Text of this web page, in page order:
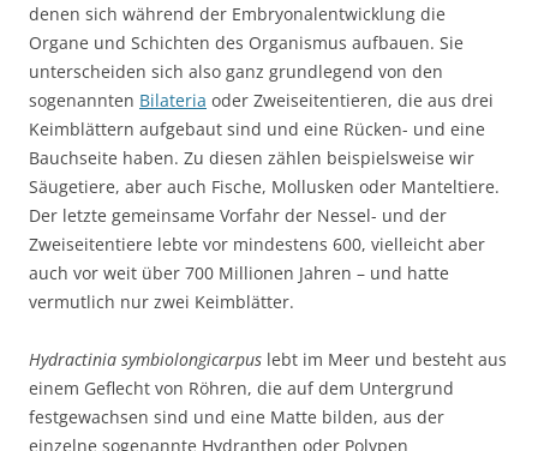
denen sich während der Embryonalentwicklung die
Organe und Schichten des Organismus aufbauen. Sie
unterscheiden sich also ganz grundlegend von den
sogenannten Bilateria oder Zweiseitentieren, die aus drei
Keimblättern aufgebaut sind und eine Rücken- und eine
Bauchseite haben. Zu diesen zählen beispielsweise wir
Säugetiere, aber auch Fische, Mollusken oder Manteltiere.
Der letzte gemeinsame Vorfahr der Nessel- und der
Zweiseitentiere lebte vor mindestens 600, vielleicht aber
auch vor weit über 700 Millionen Jahren – und hatte
vermutlich nur zwei Keimblätter.
Hydractinia symbiolongicarpus lebt im Meer und besteht aus
einem Geflecht von Röhren, die auf dem Untergrund
festgewachsen sind und eine Matte bilden, aus der
einzelne sogenannte Hydranthen oder Polypen